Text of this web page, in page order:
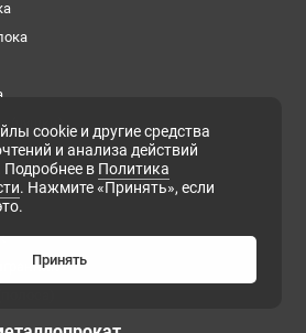
(чушки)
cookie и другие средства
и анализа действий
Подробнее в Политика
. Нажмите «Принять», если
Принять